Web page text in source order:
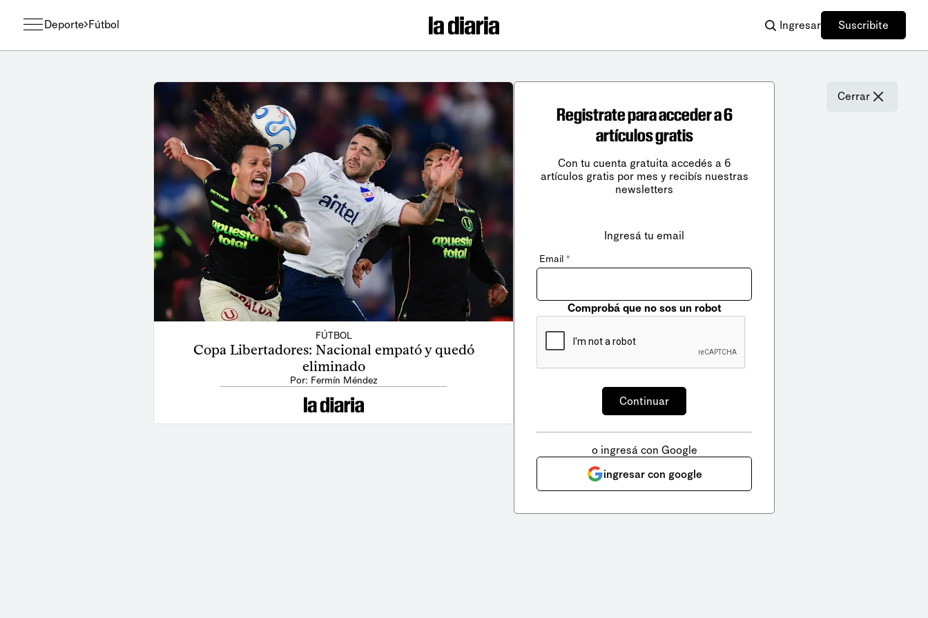
Deporte Fútbol Ingresar Suscribite
FÚTBOL
Copa Libertadores: Nacional empató y quedó
eliminado
Por: Fermín Méndez
Cerrar
Registrate para acceder a 6
artículos gratis
Con tu cuenta gratuita accedés a 6
artículos gratis por mes y recibís nuestras
newsletters
Ingresá tu email
Email *
Comprobá que no sos un robot
o ingresá con Google
ingresar con google